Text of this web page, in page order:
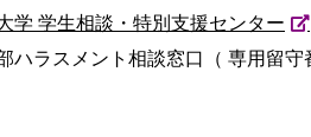
学 学生相談・特別支援センター
ハラスメント相談窓口（ 専用留守